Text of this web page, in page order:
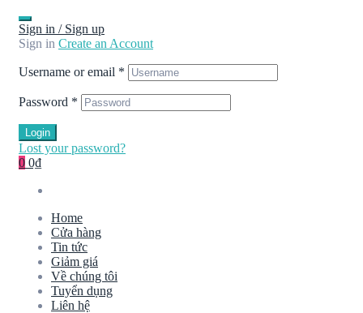
Sign in / Sign up
Sign in Create an Account
Username or email *
Password *
Login
Lost your password?
0 0₫
Home
Cửa hàng
Tin tức
Giảm giá
Về chúng tôi
Tuyển dụng
Liên hệ